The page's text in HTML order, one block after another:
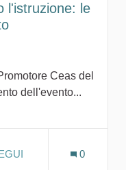
l'istruzione: le
Ceas del
dell'evento...
4 - Istruzione di qualità
SOSTENITORI 0